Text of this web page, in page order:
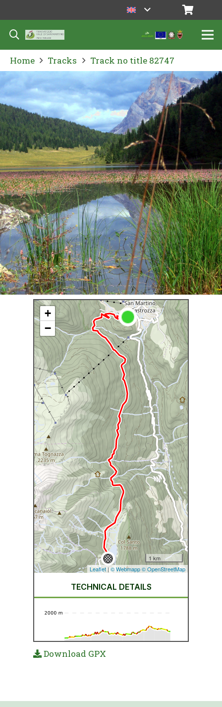
Home Tracks Track no title 82747
Download GPX